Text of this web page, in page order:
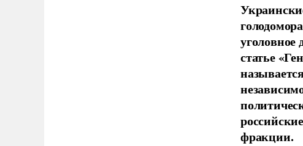
уголовное
статье
фракции.